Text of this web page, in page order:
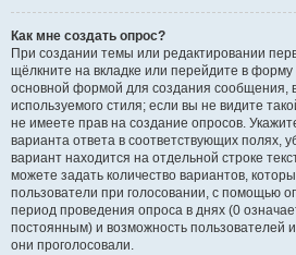
Как мне создать опрос?
При создании темы или редактировании
щёлкните на вкладке или перейдите в форму
основной формой для создания сообщения,
используемого стиля; если вы не видите
не имеете прав на создание опросов.
варианта ответа в соответствующих полях,
вариант находится на отдельной строке
можете задать количество вариантов,
пользователи при голосовании, с помощью
период проведения опроса в днях (0
постоянным) и возможность пользователей
они проголосовали.